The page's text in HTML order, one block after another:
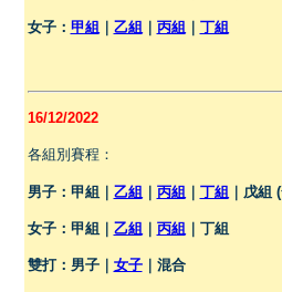
女子： 甲組 乙組 丙組 丁組
16/12/2022
各組別賽程：
男子：甲組｜ 乙組 ｜ 丙組 ｜ 丁組 ｜戊組
女子：甲組｜ 乙組 丙組 ｜丁組
雙打：男子｜ 女子｜混合